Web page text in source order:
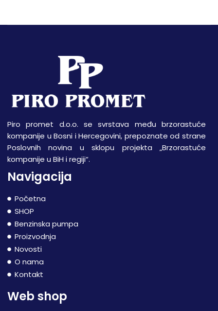
Piro promet d.o.o. se svrstava među brzorastuće
kompanije u Bosni i Hercegovini, prepoznate od strane
Poslovnih novina u sklopu projekta „Brzorastuće
kompanije u BiH i regiji“.
Navigacija
Početna
SHOP
Benzinska pumpa
Proizvodnja
Novosti
O nama
Kontakt
Web shop